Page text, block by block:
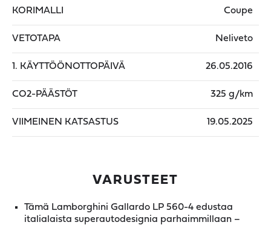
KORIMALLI Coupe
VETOTAPA Neliveto
1. KÄYTTÖÖNOTTOPÄIVÄ 26.05.2016
CO2-PÄÄSTÖT 325 g/km
VIIMEINEN KATSASTUS 19.05.2025
VARUSTEET
Tämä Lamborghini Gallardo LP 560-4 edustaa
italialaista superautodesignia parhaimmillaan –